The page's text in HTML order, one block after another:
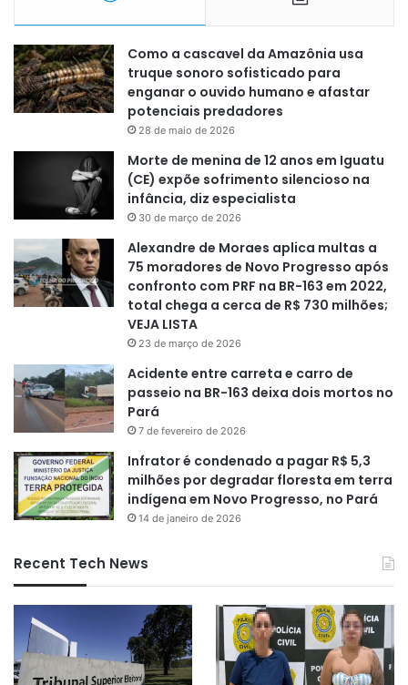
Como a cascavel da Amazônia usa
truque sonoro sofisticado para
enganar o ouvido humano e afastar
potenciais predadores
28 de maio de 2026
Morte de menina de 12 anos em Iguatu
(CE) expõe sofrimento silencioso na
infância, diz especialista
30 de março de 2026
Alexandre de Moraes aplica multas a
75 moradores de Novo Progresso após
confronto com PRF na BR-163 em 2022,
total chega a cerca de R$ 730 milhões;
VEJA LISTA
23 de março de 2026
Acidente entre carreta e carro de
passeio na BR-163 deixa dois mortos no
Pará
7 de fevereiro de 2026
Infrator é condenado a pagar R$ 5,3
milhões por degradar floresta em terra
indígena em Novo Progresso, no Pará
14 de janeiro de 2026
Recent Tech News